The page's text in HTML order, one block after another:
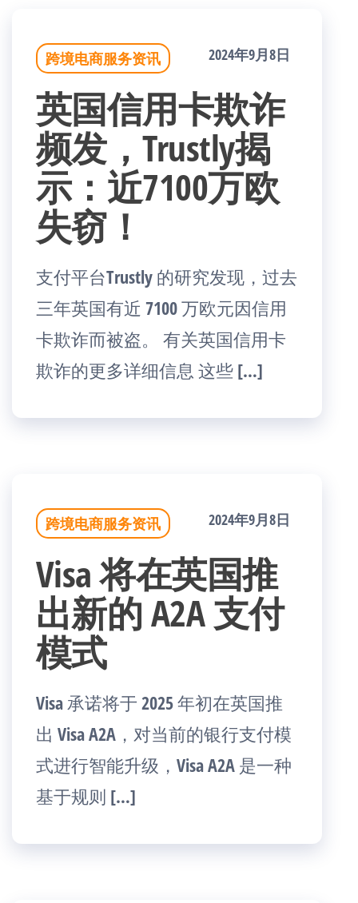
跨境电商服务资讯 2024年9月8日
英国信用卡欺诈
频发，Trustly揭
示：近7100万欧
失窃！
支付平台Trustly 的研究发现，过去
三年英国有近 7100 万欧元因信用
卡欺诈而被盗。 有关英国信用卡
欺诈的更多详细信息 这些 […]
跨境电商服务资讯 2024年9月8日
Visa 将在英国推
出新的 A2A 支付
模式
Visa 承诺将于 2025 年初在英国推
出 Visa A2A，对当前的银行支付模
式进行智能升级，Visa A2A 是一种
基于规则 […]